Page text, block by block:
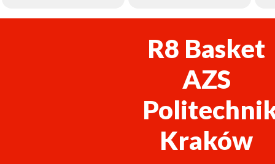
R8 Basket
AZS
Kraków